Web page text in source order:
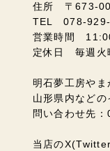
住所 〒673-
TEL 078-929-
営業時間
定休日 毎週火
明石夢工房やま
山形県内などの
問い合わせ先
当店の